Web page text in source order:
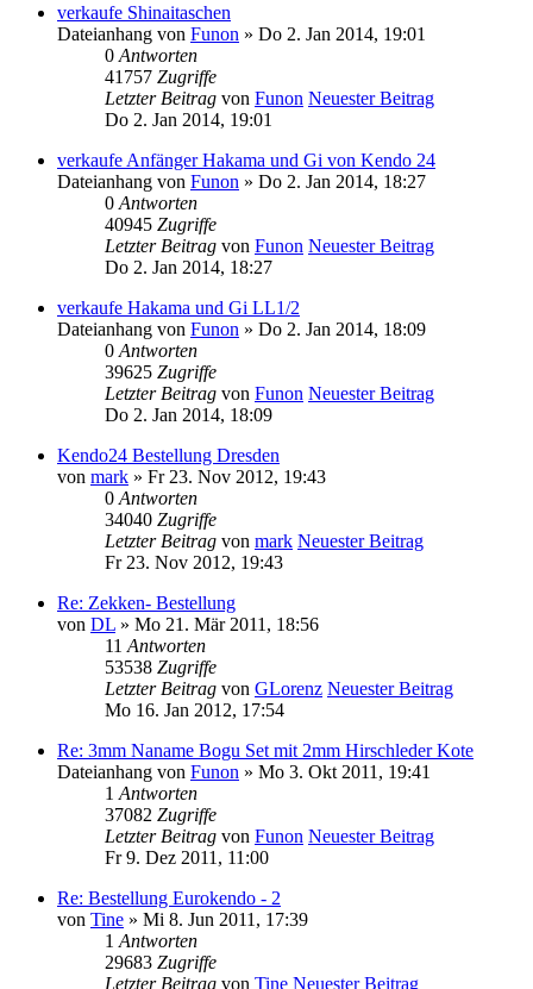
verkaufe Shinaitaschen
Dateianhang von Funon » Do 2. Jan 2014, 19:01
0 Antworten
41757 Zugriffe
Letzter Beitrag von Funon Neuester Beitrag
Do 2. Jan 2014, 19:01
verkaufe Anfänger Hakama und Gi von Kendo 24
Dateianhang von Funon » Do 2. Jan 2014, 18:27
0 Antworten
40945 Zugriffe
Letzter Beitrag von Funon Neuester Beitrag
Do 2. Jan 2014, 18:27
verkaufe Hakama und Gi LL1/2
Dateianhang von Funon » Do 2. Jan 2014, 18:09
0 Antworten
39625 Zugriffe
Letzter Beitrag von Funon Neuester Beitrag
Do 2. Jan 2014, 18:09
Kendo24 Bestellung Dresden
von mark » Fr 23. Nov 2012, 19:43
0 Antworten
34040 Zugriffe
Letzter Beitrag von mark Neuester Beitrag
Fr 23. Nov 2012, 19:43
Re: Zekken- Bestellung
von DL » Mo 21. Mär 2011, 18:56
11 Antworten
53538 Zugriffe
Letzter Beitrag von GLorenz Neuester Beitrag
Mo 16. Jan 2012, 17:54
Re: 3mm Naname Bogu Set mit 2mm Hirschleder Kote
Dateianhang von Funon » Mo 3. Okt 2011, 19:41
1 Antworten
37082 Zugriffe
Letzter Beitrag von Funon Neuester Beitrag
Fr 9. Dez 2011, 11:00
Re: Bestellung Eurokendo - 2
von Tine » Mi 8. Jun 2011, 17:39
1 Antworten
29683 Zugriffe
Letzter Beitrag von Tine Neuester Beitrag